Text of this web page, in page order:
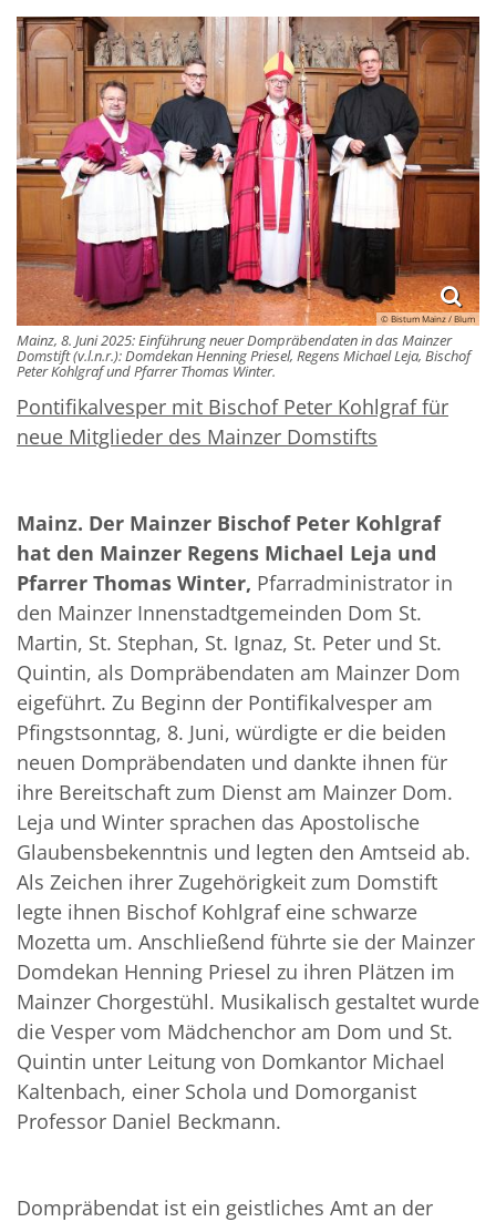
© Bistum Mainz / Blum
Mainz, 8. Juni 2025: Einführung neuer Dompräbendaten in das Mainzer
Domstift (v.l.n.r.): Domdekan Henning Priesel, Regens Michael Leja, Bischof
Peter Kohlgraf und Pfarrer Thomas Winter.
Pontifikalvesper mit Bischof Peter Kohlgraf für
neue Mitglieder des Mainzer Domstifts
Mainz. Der Mainzer Bischof Peter Kohlgraf
hat den Mainzer Regens Michael Leja und
Pfarrer Thomas Winter, Pfarradministrator in
den Mainzer Innenstadtgemeinden Dom St.
Martin, St. Stephan, St. Ignaz, St. Peter und St.
Quintin, als Dompräbendaten am Mainzer Dom
eigeführt. Zu Beginn der Pontifikalvesper am
Pfingstsonntag, 8. Juni, würdigte er die beiden
neuen Dompräbendaten und dankte ihnen für
ihre Bereitschaft zum Dienst am Mainzer Dom.
Leja und Winter sprachen das Apostolische
Glaubensbekenntnis und legten den Amtseid ab.
Als Zeichen ihrer Zugehörigkeit zum Domstift
legte ihnen Bischof Kohlgraf eine schwarze
Mozetta um. Anschließend führte sie der Mainzer
Domdekan Henning Priesel zu ihren Plätzen im
Mainzer Chorgestühl. Musikalisch gestaltet wurde
die Vesper vom Mädchenchor am Dom und St.
Quintin unter Leitung von Domkantor Michael
Kaltenbach, einer Schola und Domorganist
Professor Daniel Beckmann.
Dompräbendat ist ein geistliches Amt an der